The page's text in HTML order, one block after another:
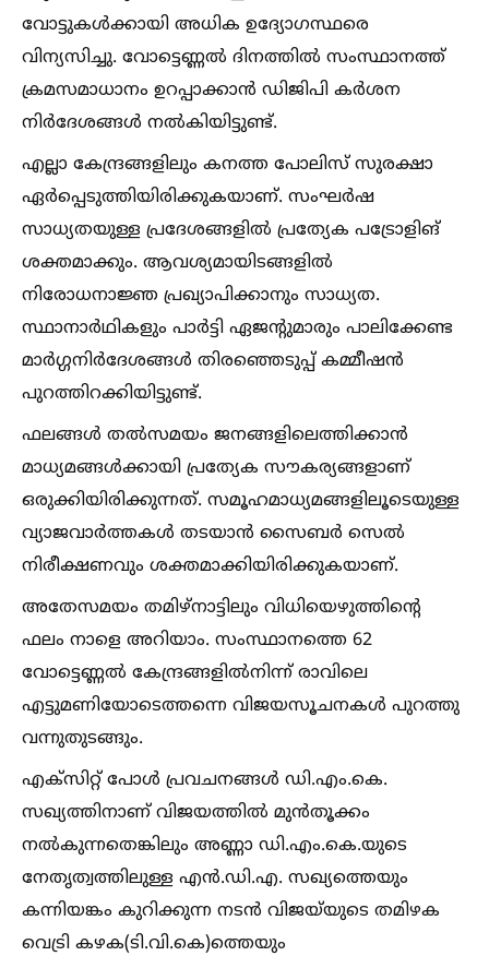
വോട്ടുകള്‍ക്കായി അധിക ഉദ്യോഗസ്ഥരെ
വിന്യസിച്ചു. വോട്ടെണ്ണല്‍ ദിനത്തില്‍ സംസ്ഥാനത്ത്
ക്രമസമാധാനം ഉറപ്പാക്കാൻ ഡിജിപി കർശന
നിർദേശങ്ങള്‍ നല്‍കിയിട്ടുണ്ട്.
എല്ലാ കേന്ദ്രങ്ങളിലും കനത്ത പോലിസ് സുരക്ഷാ
ഏർപ്പെടുത്തിയിരിക്കുകയാണ്. സംഘർഷ
സാധ്യതയുള്ള പ്രദേശങ്ങളില്‍ പ്രത്യേക പട്രോളിങ്
ശക്തമാക്കും. ആവശ്യമായിടങ്ങളില്‍
നിരോധനാജ്ഞ പ്രഖ്യാപിക്കാനും സാധ്യത.
സ്ഥാനാർഥികളും പാർട്ടി ഏജന്റുമാരും പാലിക്കേണ്ട
മാർഗ്ഗനിർദേശങ്ങള്‍ തിരഞ്ഞെടുപ്പ് കമ്മീഷൻ
പുറത്തിറക്കിയിട്ടുണ്ട്.
ഫലങ്ങള്‍ തല്‍സമയം ജനങ്ങളിലെത്തിക്കാൻ
മാധ്യമങ്ങള്‍ക്കായി പ്രത്യേക സൗകര്യങ്ങളാണ്
ഒരുക്കിയിരിക്കുന്നത്. സമൂഹമാധ്യമങ്ങളിലൂടെയുള്ള
വ്യാജവാർത്തകള്‍ തടയാൻ സൈബർ സെല്‍
നിരീക്ഷണവും ശക്തമാക്കിയിരിക്കുകയാണ്.
അതേസമയം തമിഴ്‌നാട്ടിലും വിധിയെഴുത്തിന്റെ
ഫലം നാളെ അറിയാം. സംസ്ഥാനത്തെ 62
വോട്ടെണ്ണല്‍ കേന്ദ്രങ്ങളില്‍നിന്ന് രാവിലെ
എട്ടുമണിയോടെത്തന്നെ വിജയസൂചനകള്‍ പുറത്തു
വന്നുതുടങ്ങും.
എക്‌സിറ്റ് പോള്‍ പ്രവചനങ്ങള്‍ ഡി.എം.കെ.
സഖ്യത്തിനാണ് വിജയത്തില്‍ മുൻതൂക്കം
നല്‍കുന്നതെങ്കിലും അണ്ണാ ഡി.എം.കെ.യുടെ
നേതൃത്വത്തിലുള്ള എൻ.ഡി.എ. സഖ്യത്തെയും
കന്നിയങ്കം കുറിക്കുന്ന നടൻ വിജയ്‌യുടെ തമിഴക
വെട്രി കഴക(ടി.വി.കെ)ത്തെയും